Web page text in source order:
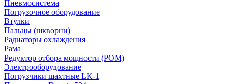
Пневмосистема
Погрузочное оборудование
Втулки
Пальцы (шкворни)
Радиаторы охлаждения
Рама
Редуктор отбора мощности (РОМ)
Электрооборудование
Погрузчики шахтные LK-1